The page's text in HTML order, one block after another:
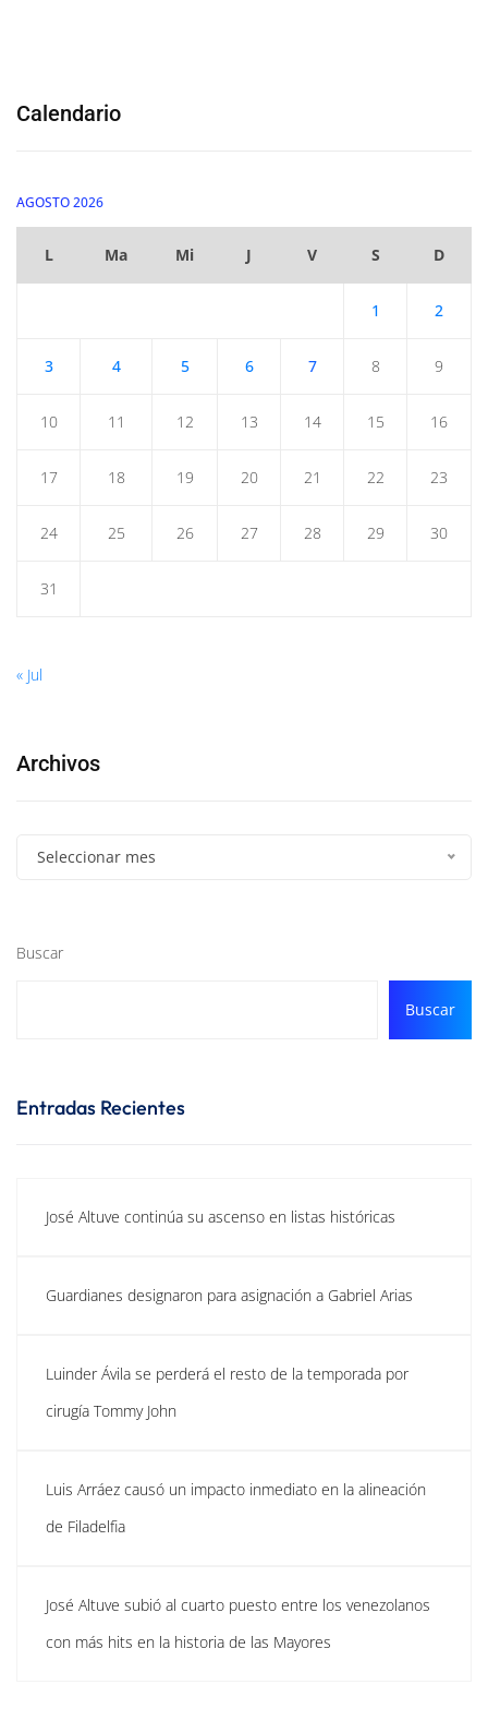
Calendario
AGOSTO 2026
L Ma Mi J V S D
1 2
3 4 5 6 7 8 9
10 11 12 13 14 15 16
17 18 19 20 21 22 23
24 25 26 27 28 29 30
31
« Jul
Archivos
Seleccionar mes
Buscar
Buscar
Entradas Recientes
José Altuve continúa su ascenso en listas históricas
Guardianes designaron para asignación a Gabriel Arias
Luinder Ávila se perderá el resto de la temporada por
cirugía Tommy John
Luis Arráez causó un impacto inmediato en la alineación
de Filadelfia
José Altuve subió al cuarto puesto entre los venezolanos
con más hits en la historia de las Mayores